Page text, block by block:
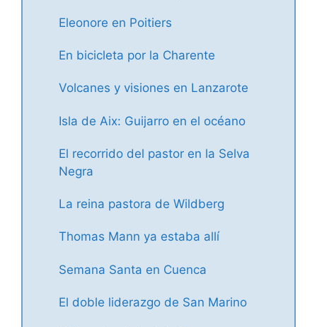
Eleonore en Poitiers
En bicicleta por la Charente
Volcanes y visiones en Lanzarote
Isla de Aix: Guijarro en el océano
El recorrido del pastor en la Selva
Negra
La reina pastora de Wildberg
Thomas Mann ya estaba allí
Semana Santa en Cuenca
El doble liderazgo de San Marino